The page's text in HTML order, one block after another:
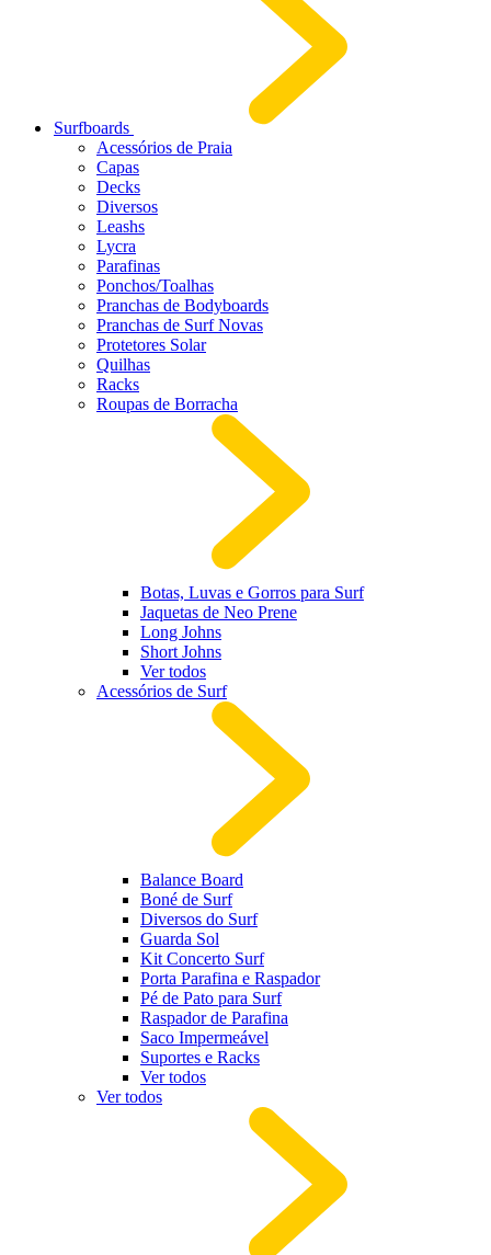
Surfboards
Acessórios de Praia
Capas
Decks
Diversos
Leashs
Lycra
Parafinas
Ponchos/Toalhas
Pranchas de Bodyboards
Pranchas de Surf Novas
Protetores Solar
Quilhas
Racks
Roupas de Borracha
Botas, Luvas e Gorros para Surf
Jaquetas de Neo Prene
Long Johns
Short Johns
Ver todos
Acessórios de Surf
Balance Board
Boné de Surf
Diversos do Surf
Guarda Sol
Kit Concerto Surf
Porta Parafina e Raspador
Pé de Pato para Surf
Raspador de Parafina
Saco Impermeável
Suportes e Racks
Ver todos
Ver todos